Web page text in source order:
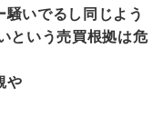
いでるし同じよう
という売買根拠は危
や